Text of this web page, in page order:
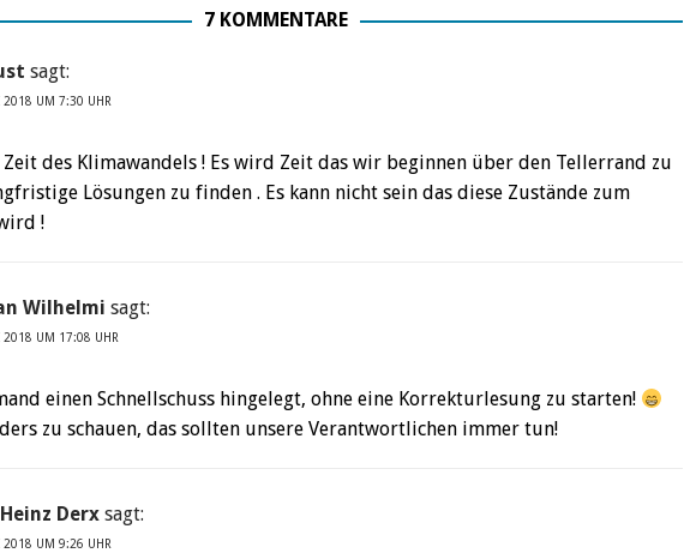
7 KOMMENTARE
sagt:
2018 UM 7:30 UHR
des Klimawandels ! Es wird Zeit das wir beginnen über den Tellerrand zu
Lösungen zu finden . Es kann nicht sein das diese Zustände zum
!
Wilhelmi sagt:
2018 UM 17:08 UHR
einen Schnellschuss hingelegt, ohne eine Korrekturlesung zu starten!
zu schauen, das sollten unsere Verantwortlichen immer tun!
Derx sagt:
2018 UM 9:26 UHR